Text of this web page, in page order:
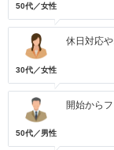
50代／女性
30代／女性
休日対応
50代／男性
開始からフ